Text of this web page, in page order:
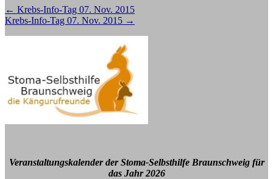
Beitragsnavigation
← Krebs-Info-Tag 07. Nov. 2015
Krebs-Info-Tag 07. Nov. 2015 →
Veranstaltungskalender der Stoma-Selbsthilfe Braunschweig für
das Jahr 2026